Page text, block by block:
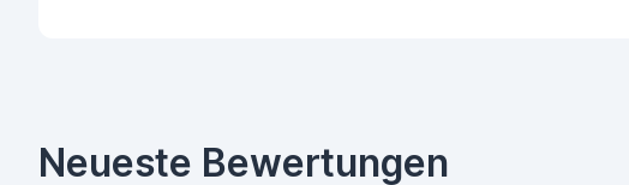
Neueste Bewertungen